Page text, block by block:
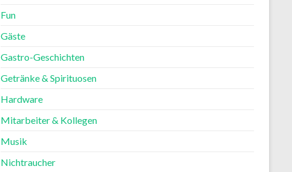
Fun
Gäste
Gastro-Geschichten
Getränke & Spirituosen
Hardware
Mitarbeiter & Kollegen
Musik
Nichtraucher